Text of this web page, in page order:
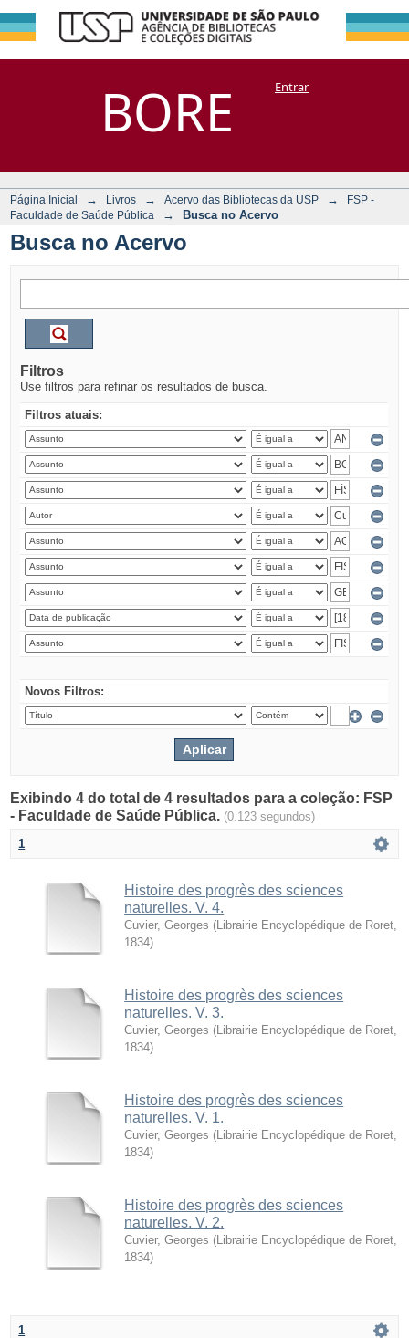
BORE
Busca no Acervo
DSpace/Manakin + CoriscoEntrar
Página Inicial → Livros → Acervo das Bibliotecas da USP →
FSP -
Faculdade de Saúde Pública
→ Busca no Acervo
Busca no Acervo
Filtros
Use filtros para refinar os resultados de busca.
Filtros atuais:
Novos Filtros:
Exibindo 4 do total de 4 resultados para a coleção: FSP
- Faculdade de Saúde Pública. (0.123 segundos)
1
Histoire des progrès des sciences
naturelles. V. 4.
Cuvier, Georges ( Librairie Encyclopédique de Roret
1834)
Histoire des progrès des sciences
naturelles. V. 3.
Cuvier, Georges ( Librairie Encyclopédique de Roret
1834)
Histoire des progrès des sciences
naturelles. V. 1.
Cuvier, Georges ( Librairie Encyclopédique de Roret
1834)
Histoire des progrès des sciences
naturelles. V. 2.
Cuvier, Georges ( Librairie Encyclopédique de Roret
1834)
1